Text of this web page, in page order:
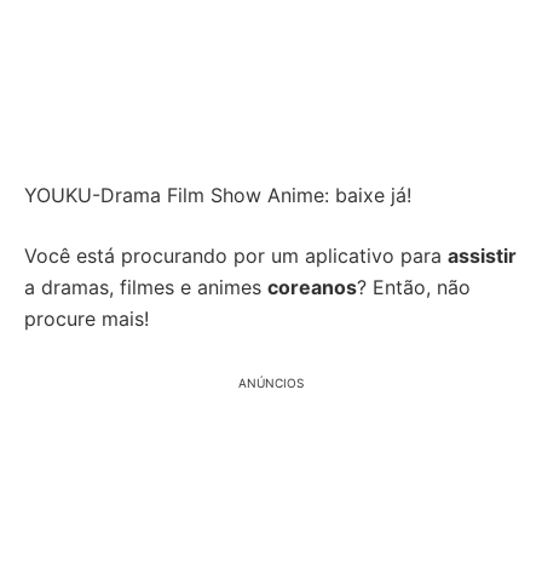
YOUKU-Drama Film Show Anime: baixe já!
Você está procurando por um aplicativo para assistir
a dramas, filmes e animes coreanos? Então, não
procure mais!
ANÚNCIOS